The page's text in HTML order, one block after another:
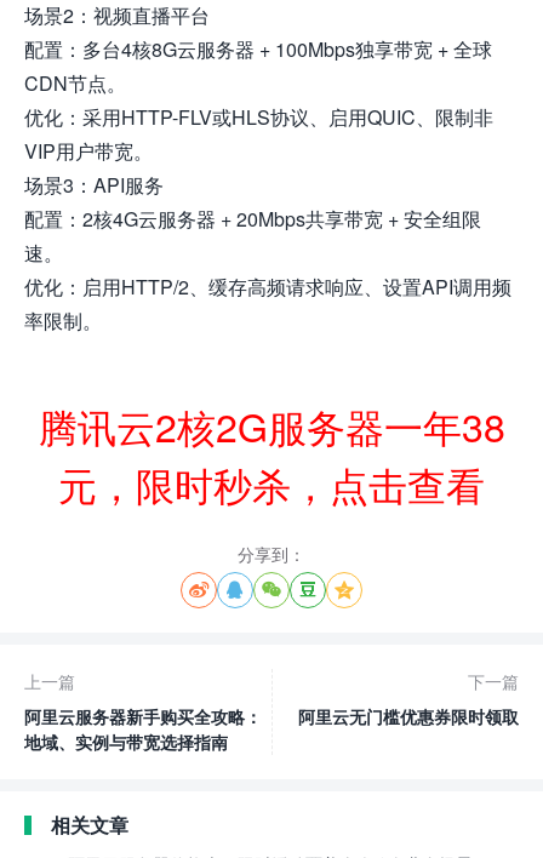
场景2：视频直播平台
配置：多台4核8G云服务器 + 100Mbps独享带宽 + 全球
CDN节点。
优化：采用HTTP-FLV或HLS协议、启用QUIC、限制非
VIP用户带宽。
场景3：API服务
配置：2核4G云服务器 + 20Mbps共享带宽 + 安全组限
速。
优化：启用HTTP/2、缓存高频请求响应、设置API调用频
率限制。
腾讯云2核2G服务器一年38
元，限时秒杀，点击查看
分享到：
    
上一篇
阿里云服务器新手购买全攻略：
地域、实例与带宽选择指南
下一篇
阿里云无门槛优惠券限时领取
相关文章